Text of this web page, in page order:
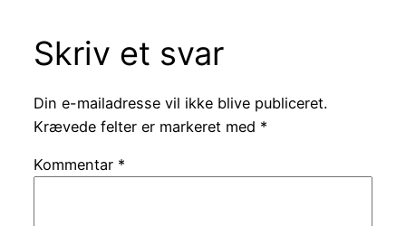
Skriv et svar
Din e-mailadresse vil ikke blive publiceret.
Krævede felter er markeret med *
Kommentar *